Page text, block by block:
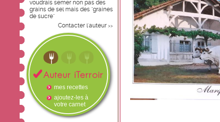
voudrais semer non pas des
grains de sel mais des "graines
de sucre"
Contacter l'auteur >>
mes recettes
ajoutez-les à
votre carnet